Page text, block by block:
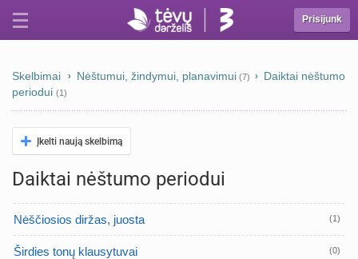
Prisijunk
Skelbimai Nėštumui, žindymui, planavimui (7)
Daiktai nėštumo
periodui (1)
Įkelti naują skelbimą
Daiktai nėštumo periodui
Nėščiosios diržas, juosta (1)
Širdies tonų klausytuvai (0)